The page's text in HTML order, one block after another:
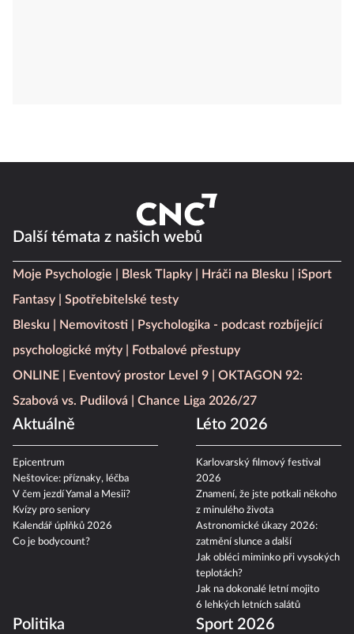
Další témata z našich webů
Moje Psychologie Blesk Tlapky Hráči na Blesku
iSport
Fantasy
Spotřebitelské testy
Blesku
Nemovitosti
Psychologika - podcast rozbíjející
psychologické mýty
Fotbalové přestupy
ONLINE
Eventový prostor Level 9
OKTAGON 92:
Szabová vs. Pudilová
Chance Liga 2026/27
Aktuálně
Epicentrum
Neštovice: příznaky, léčba
V čem jezdí Yamal a Mesii?
Kvízy pro seniory
Kalendář úplňků 2026
Co je bodycount?
Léto 2026
Karlovarský filmový festival
2026
Znamení, že jste potkali někoho
z minulého života
Astronomické úkazy 2026:
zatmění slunce a další
Jak obléci miminko při vysokých
teplotách?
Jak na dokonalé letní mojito
6 lehkých letních salátů
Politika Sport 2026